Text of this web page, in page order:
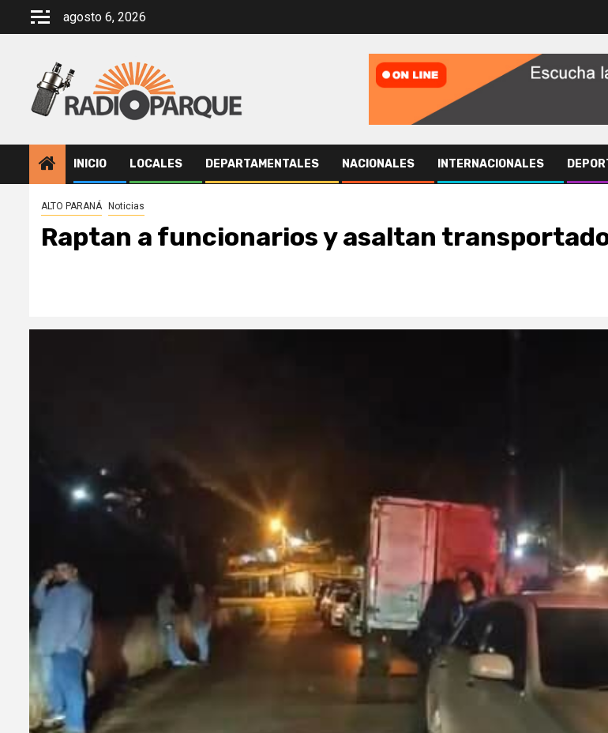
agosto 6, 2026
INICIO LOCALES DEPARTAMENTALES NACIONALES INTERNACIONALES
ALTO PARANÁ Noticias
Raptan a funcionarios y asaltan